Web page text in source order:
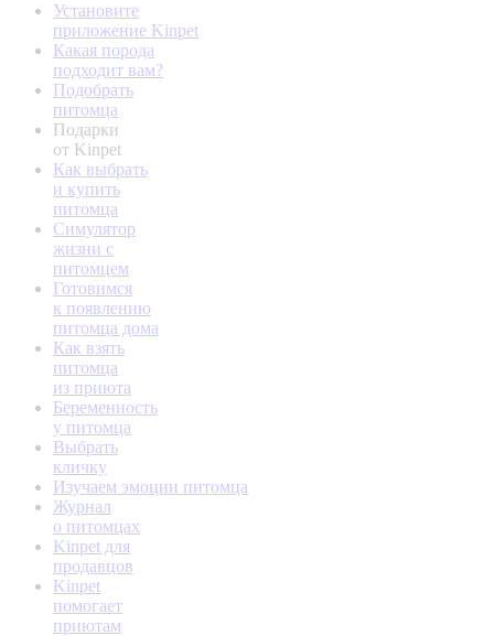
Установите
приложение Kinpet
Какая порода
подходит вам?
Подобрать
питомца
Подарки
от Kinpet
Как выбрать
и купить
питомца
Симулятор
жизни с
питомцем
Готовимся
к появлению
питомца дома
Как взять
питомца
из приюта
Беременность
у питомца
Выбрать
кличку
Изучаем эмоции питомца
Журнал
о питомцах
Kinpet для
продавцов
Kinpet
помогает
приютам